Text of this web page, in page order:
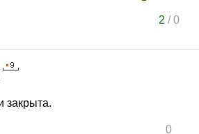
2 /0
закрыта.
0